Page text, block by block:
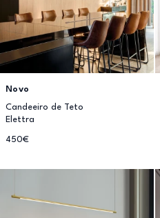
Novo
Candeeiro de Teto
Elettra
450€